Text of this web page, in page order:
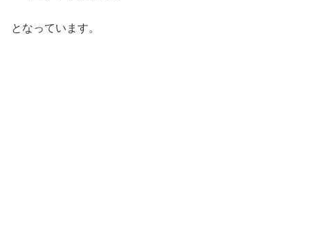
となっています。